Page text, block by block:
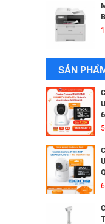
SẢN